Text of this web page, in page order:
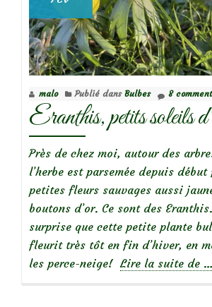
malo Publié dans Bulbes 8
Eranthis, petits soleils
Près de chez moi, autour des
l’herbe est parsemée depuis
petites fleurs sauvages aussi
boutons d’or. Ce sont des
surprise que cette petite plante
fleurit très tôt en fin d’hiver, en
les perce-neige! Lire la suite de …